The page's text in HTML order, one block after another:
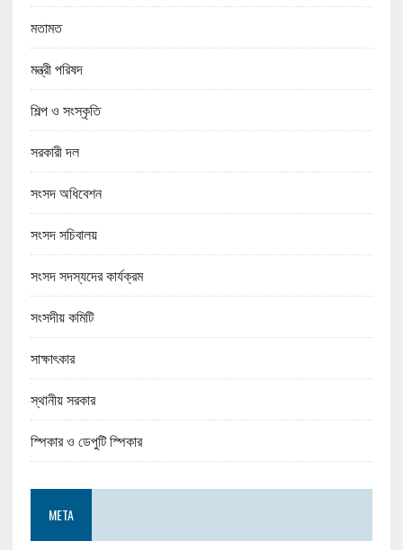
মতামত
মন্ত্রী পরিষদ
শিল্প ও সংস্কৃতি
সরকারী দল
সংসদ অধিবেশন
সংসদ সচিবালয়
সংসদ সদস্যদের কার্যক্রম
সংসদীয় কমিটি
সাক্ষাৎকার
স্থানীয় সরকার
স্পিকার ও ডেপুটি স্পিকার
META